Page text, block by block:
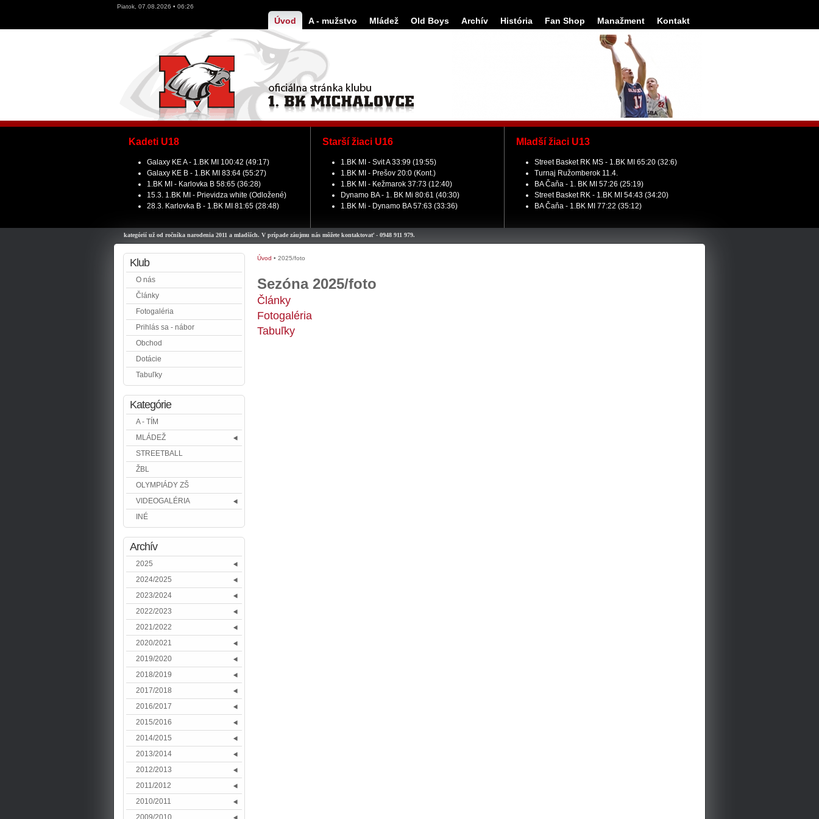
Piatok, 07.08.2026 • 06:26
Úvod A - mužstvo Mládež Old Boys Archív História Fan Shop Manažment Kontakt
Kadeti U18
Galaxy KE A - 1.BK MI 100:42 (49:17)
Galaxy KE B - 1.BK MI 83:64 (55:27)
1.BK MI - Karlovka B 58:65 (36:28)
15.3. 1.BK MI - Prievidza white (Odložené)
28.3. Karlovka B - 1.BK MI 81:65 (28:48)
Starší žiaci U16
1.BK MI - Svit A 33:99 (19:55)
1.BK MI - Prešov 20:0 (Kont.)
1.BK MI - Kežmarok 37:73 (12:40)
Dynamo BA - 1. BK Mi 80:61 (40:30)
1.BK Mi - Dynamo BA 57:63 (33:36)
Mladší žiaci U13
Street Basket RK MS - 1.BK MI 65:20 (32:6)
Turnaj Ružomberok 11.4.
BA Čaňa - 1. BK MI 57:26 (25:19)
Street Basket RK - 1.BK MI 54:43 (34:20)
BA Čaňa - 1.BK MI 77:22 (35:12)
možnosť prihlásiť deti do všetkých kategórií už od ročníka narodenia 2011 a mladších. V prípade záujmu nás môžete kontaktovať - 0948 911 979.
Klub
O nás
Články
Fotogaléria
Prihlás sa - nábor
Obchod
Dotácie
Tabuľky
Kategórie
A - TÍM
MLÁDEŽ
STREETBALL
ŽBL
OLYMPIÁDY ZŠ
VIDEOGALÉRIA
INÉ
Archív
2025
2024/2025
2023/2024
2022/2023
2021/2022
2020/2021
2019/2020
2018/2019
2017/2018
2016/2017
2015/2016
2014/2015
2013/2014
2012/2013
2011/2012
2010/2011
2009/2010
Úvod • 2025/foto
Sezóna 2025/foto
Články
Fotogaléria
Tabuľky